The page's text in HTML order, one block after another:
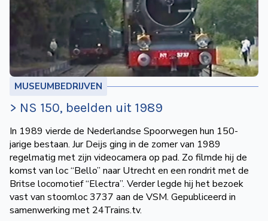
MUSEUMBEDRIJVEN
> NS 150, beelden uit 1989
In 1989 vierde de Nederlandse Spoorwegen hun 150-
jarige bestaan. Jur Deijs ging in de zomer van 1989
regelmatig met zijn videocamera op pad. Zo filmde hij de
komst van loc “Bello” naar Utrecht en een rondrit met de
Britse locomotief “Electra”. Verder legde hij het bezoek
vast van stoomloc 3737 aan de VSM. Gepubliceerd in
samenwerking met 24Trains.tv.